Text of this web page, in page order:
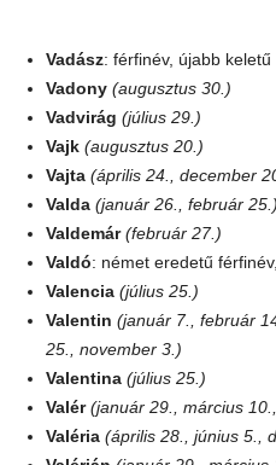
Vadász: férfinév, újabb
Vadony (augusztus 30.)
Vadvirág (július 29.)
Vajk (augusztus 20.)
Vajta (április 24., december
Valda (január 26., február 25.)
Valdemár (február 27.)
Valdó: német eredetű
Valencia (július 25.)
Valentin (január 7., február
25., november 3.)
Valentina (július 25.)
Valér (január 29., március
Valéria (április 28., június 5.,